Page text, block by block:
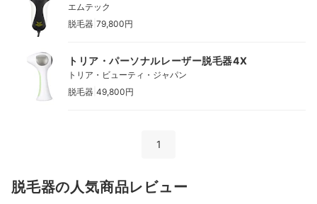
エムテック
脱毛器 79,800円
トリア・パーソナルレーザー脱毛器4X
トリア・ビューティ・ジャパン
脱毛器 49,800円
1
脱毛器の人気商品レビュー